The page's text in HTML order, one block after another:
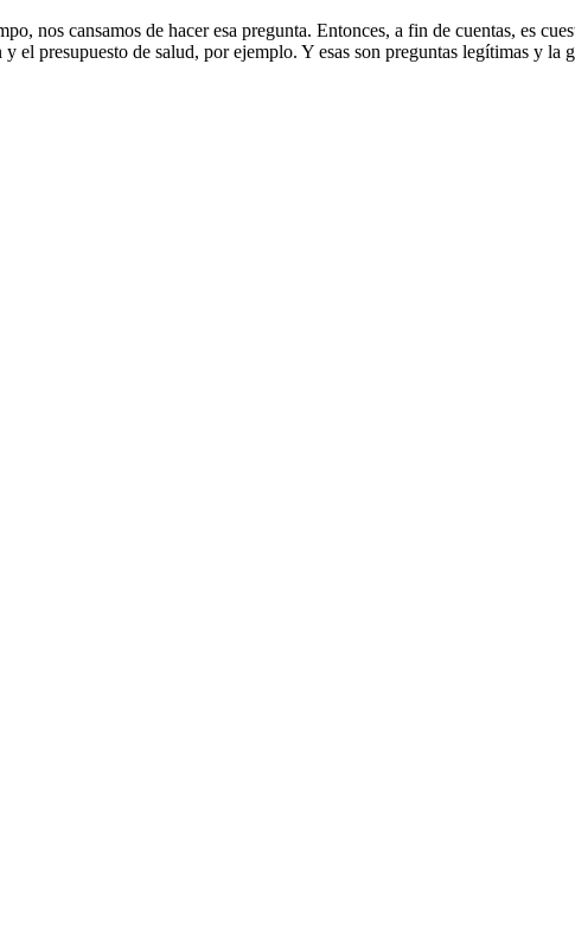
nos cansamos de hacer esa pregunta. Entonces, a fin de cuentas, es
presupuesto de salud, por ejemplo. Y esas son preguntas legítimas y la